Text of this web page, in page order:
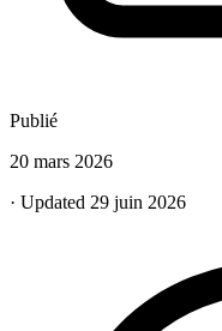
Publié
20 mars 2026
· Updated 29 juin 2026